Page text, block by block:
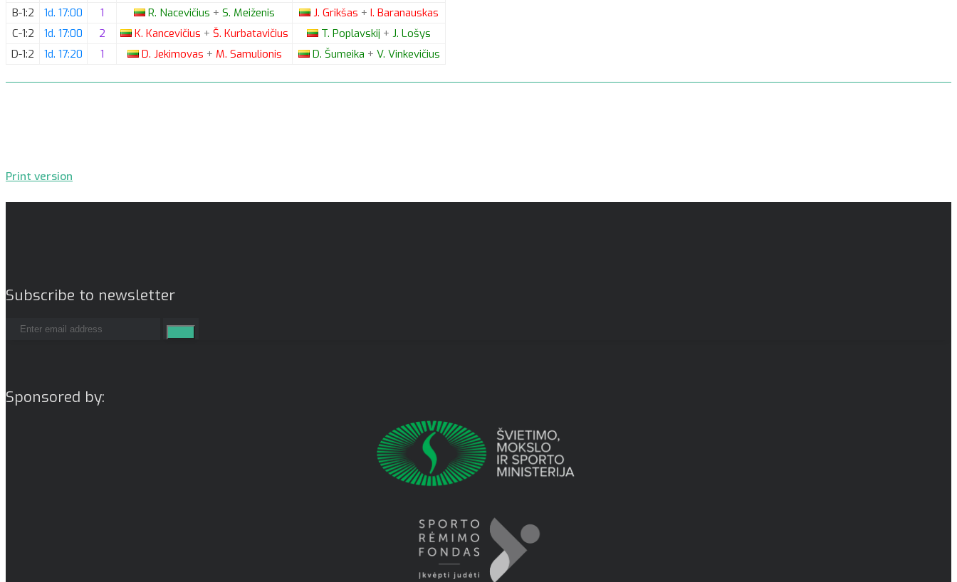
B-1:2
1d. 17:00 1 R. Nacevičius + S. Meiženis J. Grikšas + I. Baranauskas
C-1:2
1d. 17:00 2 K. Kancevičius + Š. Kurbatavičius T. Poplavskij + J. Lošys
D-1:2
1d. 17:20 1 D. Jekimovas + M. Samulionis D. Šumeika + V. Vinkevičius
Print version
Subscribe to newsletter
Sponsored by: